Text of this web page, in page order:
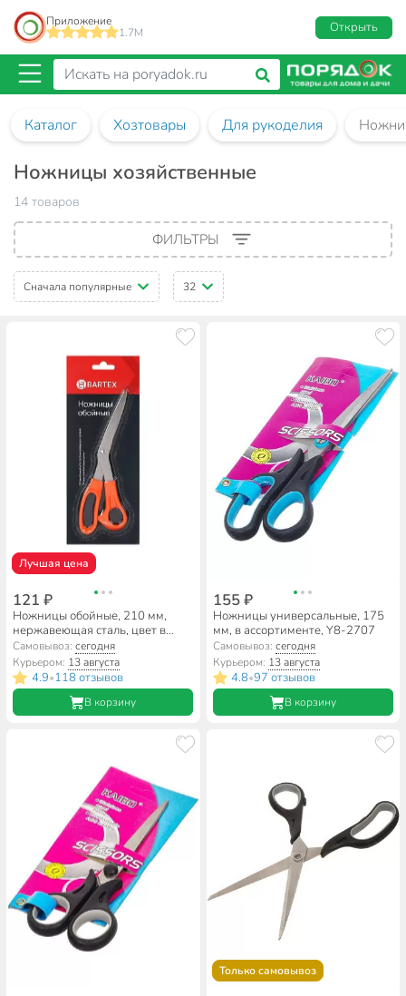
Приложение
1.7M
Открыть
Каталог Хозтовары Для рукоделия
Ножницы хозяйственные
14 товаров
ФИЛЬТРЫ
Сначала популярные 32
Лучшая цена
121 ₽
Ножницы обойные, 210 мм,
нержавеющая сталь, цвет в
ассортименте, Bartex, 1281001
Самовывоз:сегодня
Курьером: 13 августа
4.9•118 отзывов
В корзину
155 ₽
Ножницы универсальные, 175
мм, в ассортименте, Y8-2707
Самовывоз: сегодня
Курьером: 13 августа
4.8•97 отзывов
В корзину
Только самовывоз